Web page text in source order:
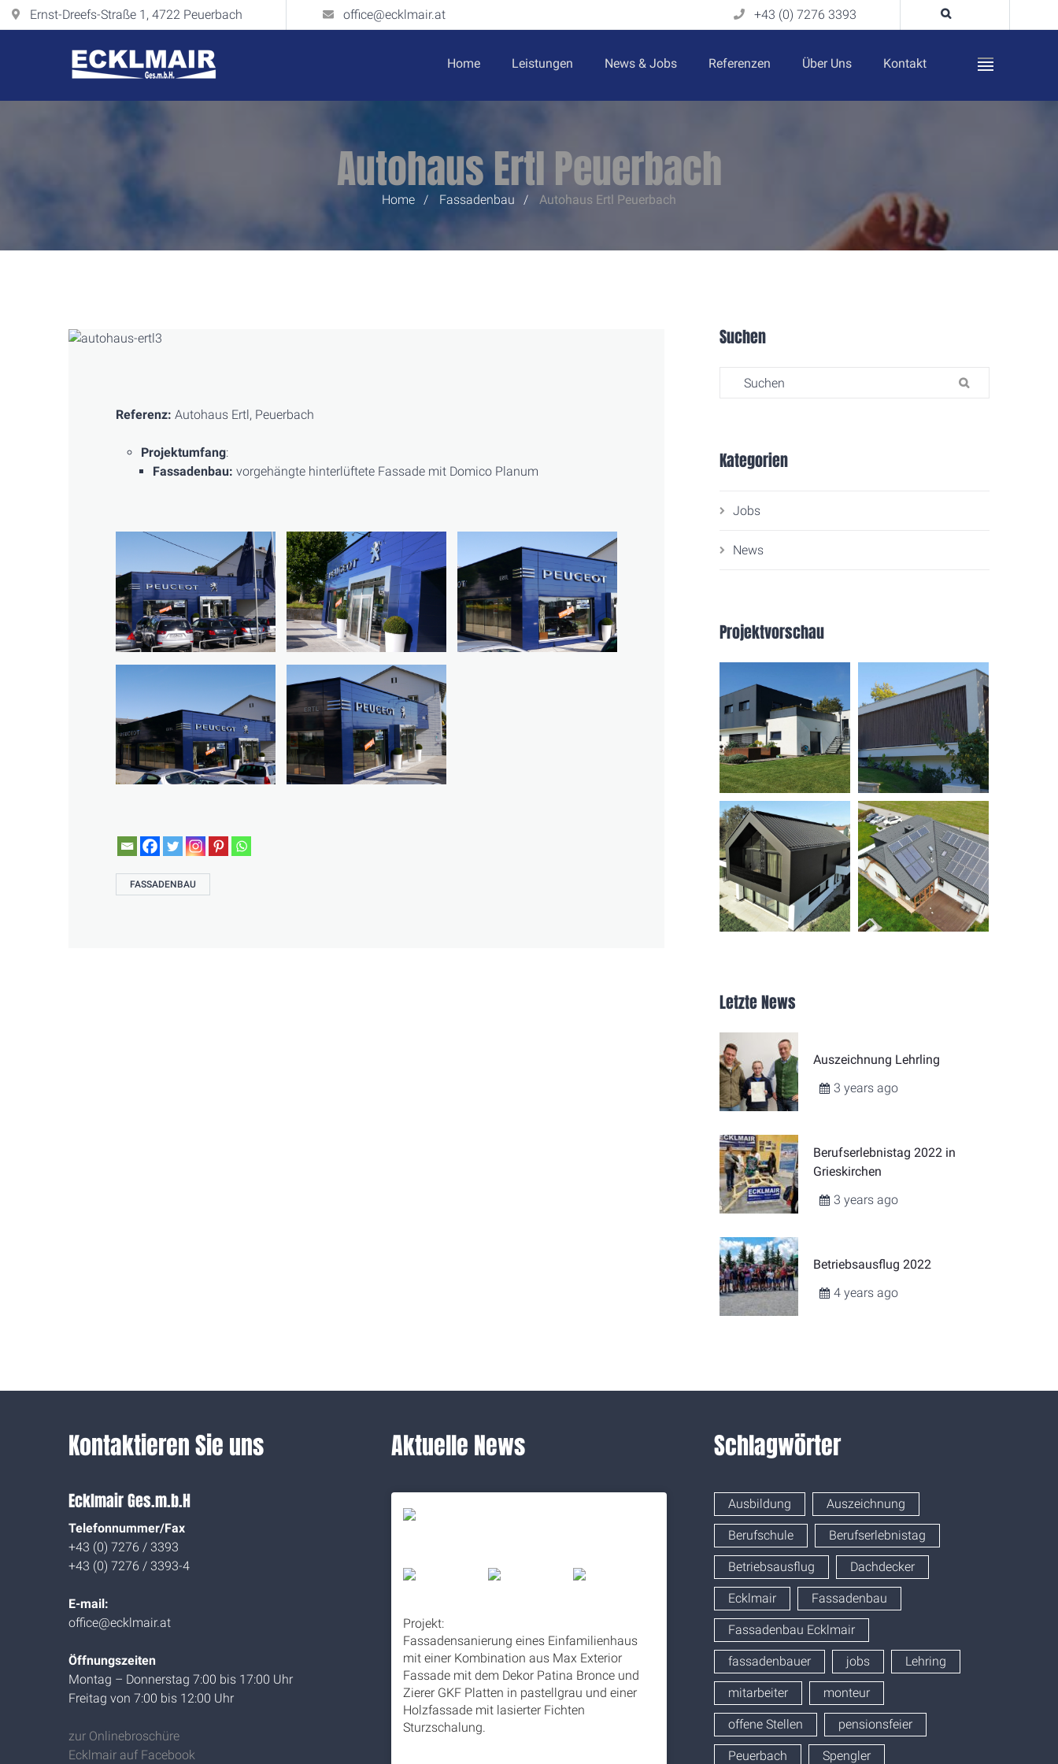
Ernst-Dreefs-Straße 1, 4722 Peuerbach office@ecklmair.at +43 (0) 7276 3393
Home Leistungen News & Jobs Referenzen Über Uns Kontakt
Autohaus Ertl Peuerbach
Home Fassadenbau Autohaus Ertl Peuerbach
Referenz: Autohaus Ertl, Peuerbach
Projektumfang:
Fassadenbau:vorgehängte hinterlüftete Fassade mit Domico Planum
FASSADENBAU
Suchen
Search for:
Kategorien
Jobs
News
Projektvorschau
Letzte News
Auszeichnung Lehrling
3 years ago
Berufserlebnistag 2022 in
Grieskirchen
3 years ago
Betriebsausflug 2022
4 years ago
Kontaktieren Sie uns
Ecklmair Ges.m.b.H
Telefonnummer/Fax
+43 (0) 7276 / 3393
+43 (0) 7276 / 3393-4
E-mail:
office@ecklmair.at
Öffnungszeiten
Montag – Donnerstag 7:00 bis 17:00 Uhr
Freitag von 7:00 bis 12:00 Uhr
zur Onlinebroschüre
Ecklmair auf Facebook
Aktuelle News
Projekt:
Fassadensanierung eines Einfamilienhaus
mit einer Kombination aus Max Exterior
Fassade mit dem Dekor Patina Bronce und
Zierer GKF Platten in pastellgrau und einer
Holzfassade mit lasierter Fichten
Sturzschalung.
Schlagwörter
Ausbildung Auszeichnung
Berufschule Berufserlebnistag
Betriebsausflug Dachdecker
Ecklmair Fassadenbau
Fassadenbau Ecklmair
fassadenbauer jobs Lehring
mitarbeiter monteur
offene Stellen pensionsfeier
Peuerbach Spengler